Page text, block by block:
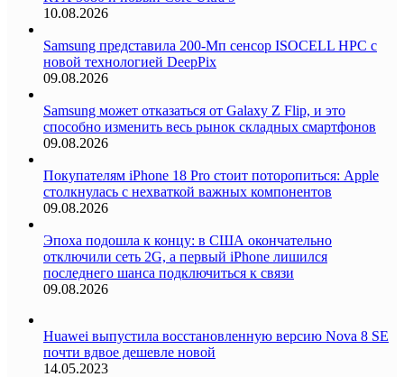
10.08.2026
Samsung представила 200-Мп сенсор ISOCELL HPC с
новой технологией DeepPix
09.08.2026
Samsung может отказаться от Galaxy Z Flip, и это
способно изменить весь рынок складных смартфонов
09.08.2026
Покупателям iPhone 18 Pro стоит поторопиться: Apple
столкнулась с нехваткой важных компонентов
09.08.2026
Эпоха подошла к концу: в США окончательно
отключили сеть 2G, а первый iPhone лишился
последнего шанса подключиться к связи
09.08.2026
Huawei выпустила восстановленную версию Nova 8 SE
почти вдвое дешевле новой
14.05.2023